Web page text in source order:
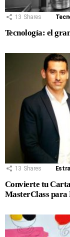
13 Shares
Tecnología: el
13 Shares
Convierte tu
MasterClass para